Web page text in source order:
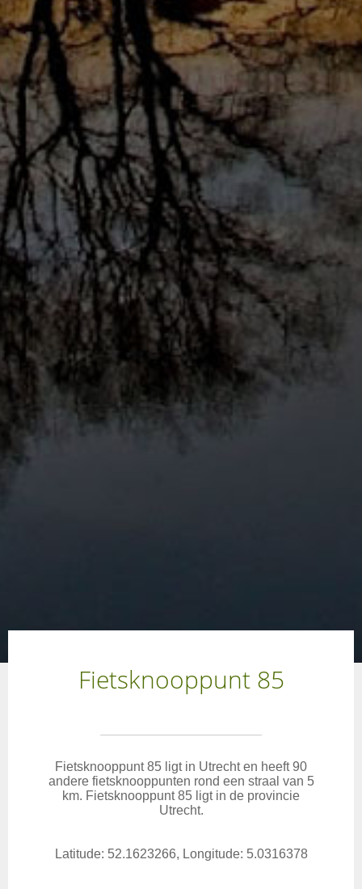
Fietsknooppunt 85
Fietsknooppunt 85 ligt in Utrecht en heeft 90
andere fietsknooppunten rond een straal van 5
km. Fietsknooppunt 85 ligt in de provincie
Utrecht.
Latitude: 52.1623266, Longitude: 5.0316378